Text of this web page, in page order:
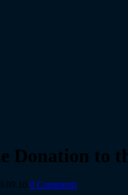
Donation to
0 Comments